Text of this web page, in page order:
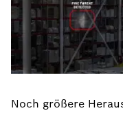
Noch größere